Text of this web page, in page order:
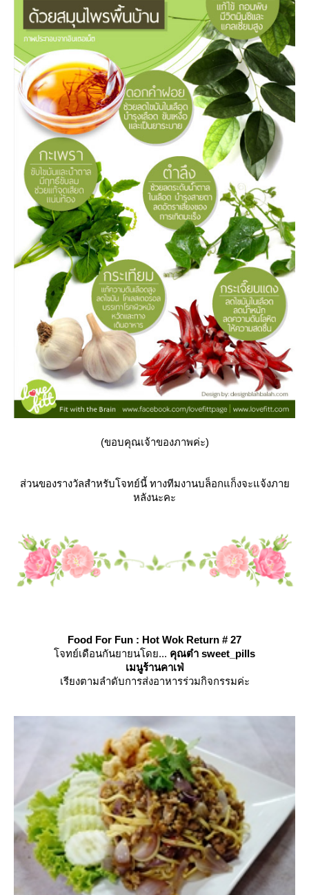
(ขอบคุณเจ้าของภาพค่ะ)
ส่วนของรางวัลสำหรับโจทย์นี้ ทางทีมงานบล็อกแก็งจะแจ้งภา
หลังนะคะ
Food For Fun : Hot Wok Return # 27
จทย์เดือนกันยายนโดย... คุณต๋า sweet_pills
เมนูร้านคาเฟ่
เรียงตามลำดับการส่งอาหารร่วมกิจกรรมค่ะ